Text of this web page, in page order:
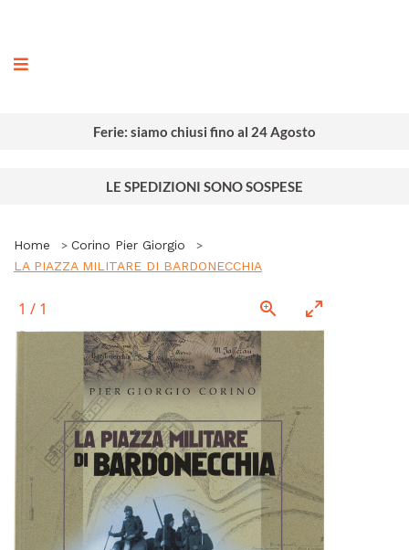
Ferie: siamo chiusi fino al 24 Agosto
LE SPEDIZIONI SONO SOSPESE
Home
Corino Pier Giorgio
LA PIAZZA MILITARE DI BARDONECCHIA
1 / 1